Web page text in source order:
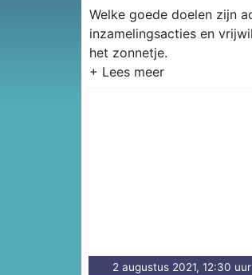
Welke goede doelen zijn
inzamelingsacties en
het zonnetje.
2 augustus 2021, 12:30 uur